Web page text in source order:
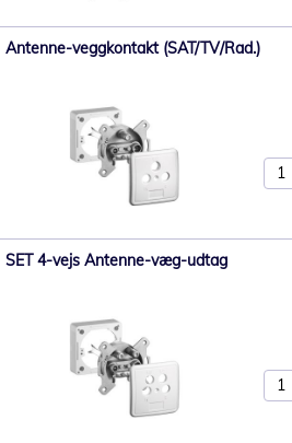
Antenne-veggkontakt (SAT/TV/Rad.)
SET 4-vejs Antenne-væg-udtag